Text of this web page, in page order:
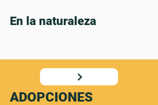
En la naturaleza
ADOPCIONES